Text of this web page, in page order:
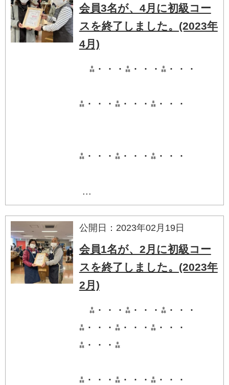
会員3名が、4月に初級コー
スを終了しました。(2023年
4月)
⁂・・・⁂・・・⁂・・・
⁂・・・⁂・・・⁂・・・
⁂・・・⁂・・・⁂・・・
...
公開日：2023年02月19日
会員1名が、2月に初級コー
スを終了しました。(2023年
2月)
⁂・・・⁂・・・⁂・・・
⁂・・・⁂・・・⁂・・・
⁂・・・⁂
⁂・・・⁂・・・⁂・・・